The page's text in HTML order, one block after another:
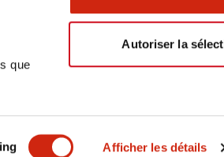
que
Afficher les détails
Autoriser la
ET FICHIERS